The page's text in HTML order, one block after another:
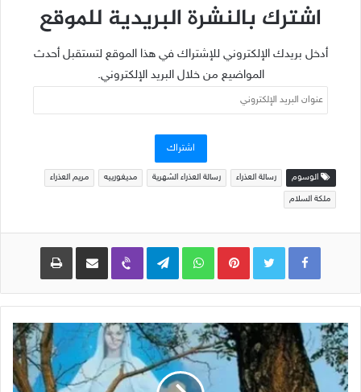
اشترك بالنشرة البريدية للموقع
أدخل بريدك الإلكتروني للإشتراك في هذا الموقع لتستقبل أحدث
المواضيع من خلال البريد الإلكتروني.
عنوان
البريد
اشتراك
الوسوم رسالة العذراء رسالة العذراء الشهرية مديغورييه مريم العذراء
ملكة السلام
Pinterest
WhatsApp
Telegram
Viber مشاركة عبر البريد طباعة